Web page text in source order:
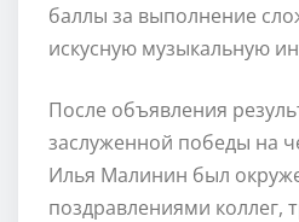
баллы за выполнение
искусную музыкальную
После объявления
заслуженной победы на
Илья Малинин был
поздравлениями коллег,